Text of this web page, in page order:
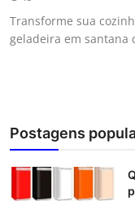
Transforme sua
geladeira em santana
Postagens